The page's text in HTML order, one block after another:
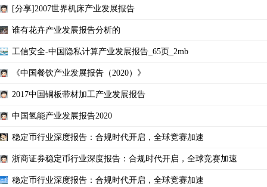
[分享]2007世界机床产业发展报告
谁有花卉产业发展报告分析的
工信安全-中国隐私计算产业发展报告_65页_2mb
《中国餐饮产业发展报告（2020）》
2017中国铜板带材加工产业发展报告
中国氢能产业发展报告2020
稳定币行业深度报告：合规时代开启，全球竞赛加速
浙商证券稳定币行业深度报告：合规时代开启，全球竞赛加速
稳定币行业深度报告：合规时代开启，全球竞赛加速